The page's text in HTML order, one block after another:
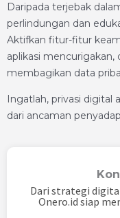
Daripada terjebak
perlindungan dan
Aktifkan fitur-fitur
aplikasi mencurigakan,
membagikan data
Ingatlah, privasi digital
dari ancaman
Dari strategi
Onero.id siap